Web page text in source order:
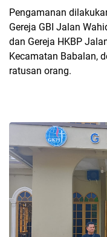
Pengamanan
Gereja GBI Jalan
dan Gereja HKBP
Kecamatan Babalan,
ratusan orang.